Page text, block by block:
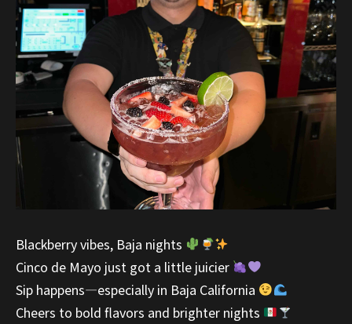
Blackberry vibes, Baja nights
Cinco de Mayo just got a little juicier
Sip happens—especially in Baja California
Cheers to bold flavors and brighter nights